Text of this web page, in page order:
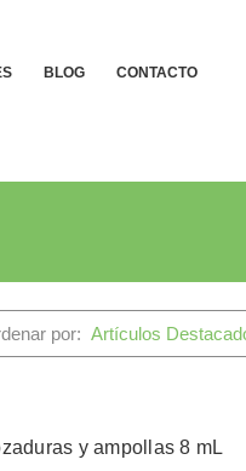
BLOG CONTACTO
por:
y ampollas 8 mL